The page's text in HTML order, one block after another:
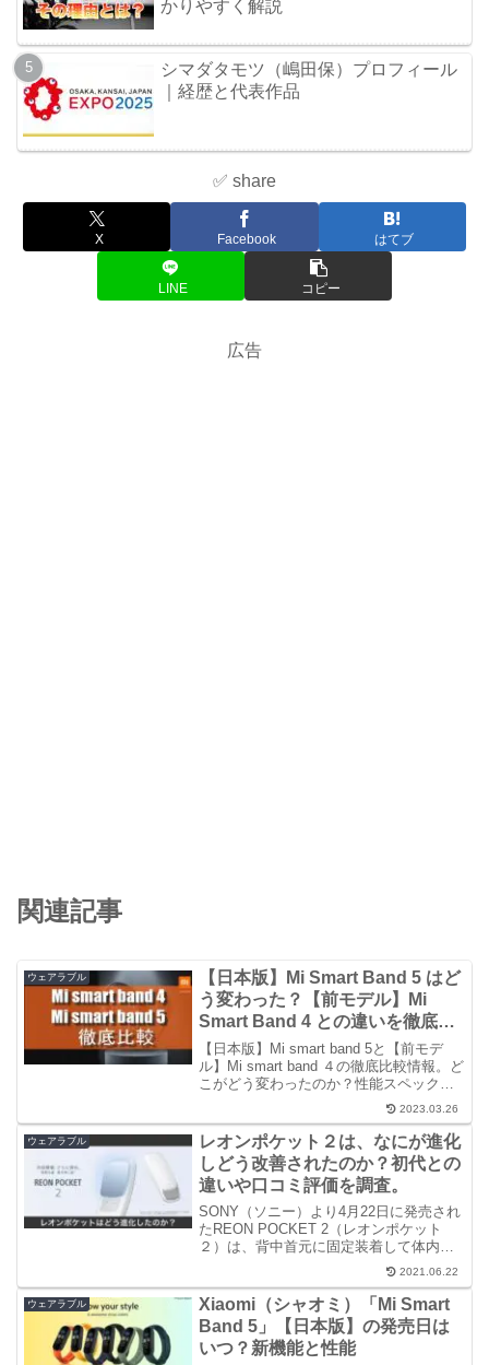
かりやすく解説
シマダタモツ（嶋田保）プロフィール
｜経歴と代表作品
✅ share
X Facebook はてブ
LINE コピー
広告
関連記事
ウェアラブル
【日本版】Mi Smart Band 5 はど
う変わった？【前モデル】Mi
Smart Band 4 との違いを徹底比
較
【日本版】Mi smart band 5と【前モデ
ル】Mi smart band ４の徹底比較情報。ど
こがどう変わったのか？性能スペックや
新しく追加された新機能、変更点など。
旧モデルと新モデルの違いを表にしてい
ます。
2023.03.26
ウェアラブル
レオンポケット２は、なにが進化
しどう改善されたのか？初代との
違いや口コミ評価を調査。
SONY（ソニー）より4月22日に発売され
たREON POCKET 2（レオンポケット
２）は、背中首元に固定装着して体内温
度をサポートしてくれるウェアラブルサ
ーモデバイスで、2020年に発売された初
代「レオンポケット」の後継モデル。今
回は、...
2021.06.22
ウェアラブル
Xiaomi（シャオミ）「Mi Smart
Band 5」【日本版】の発売日は
いつ？新機能と性能